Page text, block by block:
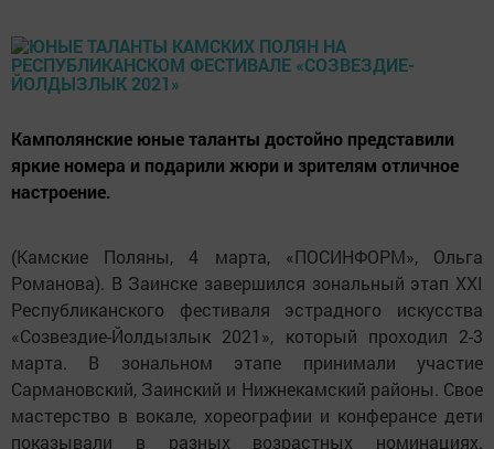
Камполянские юные таланты достойно представили
яркие номера и подарили жюри и зрителям отличное
настроение.
(Камские Поляны, 4 марта, «ПОСИНФОРМ», Ольга
Романова). В Заинске завершился зональный этап XXI
Республиканского фестиваля эстрадного искусства
«Созвездие-Йолдызлык 2021», который проходил 2-3
марта. В зональном этапе принимали участие
Сармановский, Заинский и Нижнекамский районы. Свое
мастерство в вокале, хореографии и конферансе дети
показывали в разных возрастных номинациях.